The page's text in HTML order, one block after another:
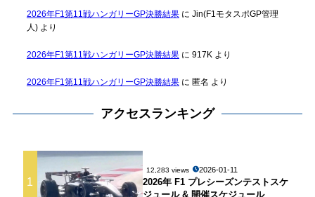
2026年F1第11戦ハンガリーGP決勝結果に Jin(F1モタスポGP管理
人)より
2026年F1第11戦ハンガリーGP決勝結果に 917K より
2026年F1第11戦ハンガリーGP決勝結果に 匿名 より
アクセスランキング
1
12,283 views 2026-01-11
2026年 F1 プレシーズンテストスケ
ジュール & 開催スケジュール